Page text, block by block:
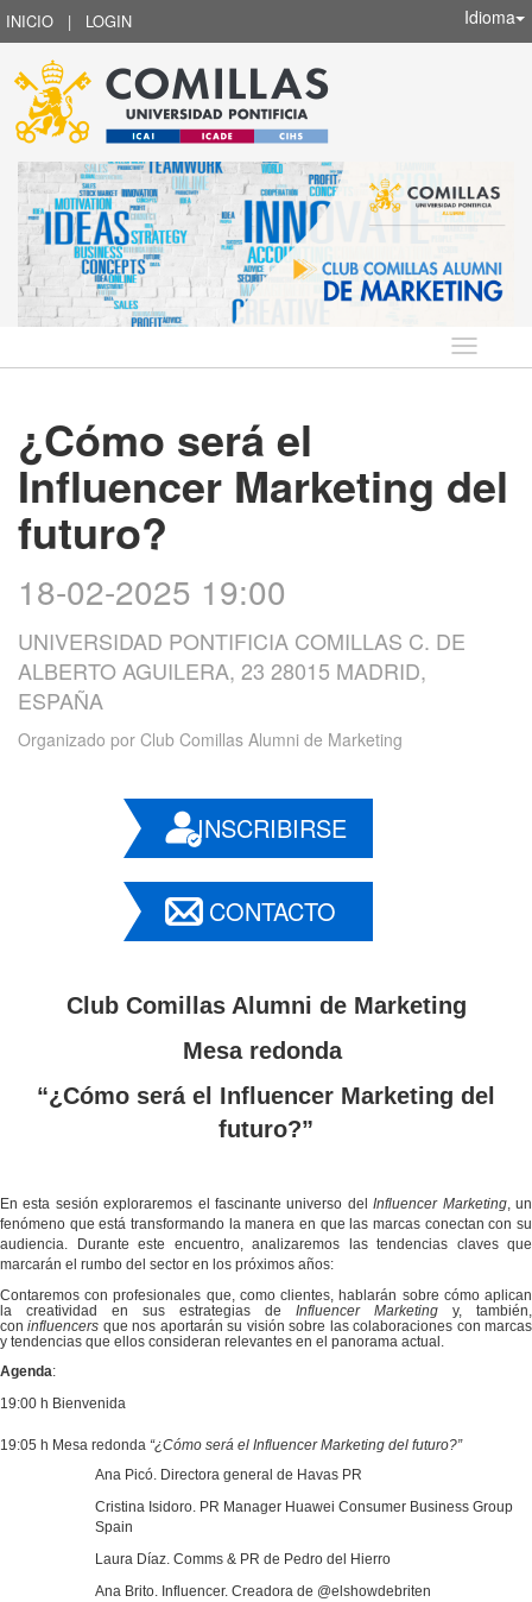
INICIO | LOGIN Idioma
Idioma
¿Cómo será el
Influencer Marketing del
futuro?
18-02-2025 19:00
UNIVERSIDAD PONTIFICIA COMILLAS C. DE
ALBERTO AGUILERA, 23 28015 MADRID,
ESPAÑA
Organizado por Club Comillas Alumni de Marketing
INSCRIBIRSE
CONTACTO
Club Comillas Alumni de Marketing
Mesa redonda
“¿Cómo será el Influencer Marketing del
futuro?”
En esta sesión exploraremos el fascinante universo delInfluencer Marketing, un
fenómeno que está transformando la manera en que las marcas conectan con su
audiencia. Durante este encuentro, analizaremos las tendencias claves que
marcarán el rumbo del sector en los próximos años:
Contaremos con profesionales que, como clientes, hablarán sobre cómo aplican
la creatividad en sus estrategias de Influencer Marketing y, también,
coninfluencers que nos aportarán su visión sobre las colaboraciones con marcas
y tendencias que ellos consideran relevantes en el panorama actual.
Agenda:
19:00 h Bienvenida
19:05 h Mesa redonda “¿Cómo será el Influencer Marketing del futuro?”
Ana Picó. Directora general de Havas PR
Cristina Isidoro. PR Manager Huawei Consumer Business Group
Spain
Laura Díaz. Comms & PR de Pedro del Hierro
Ana Brito. Influencer. Creadora de @elshowdebriten